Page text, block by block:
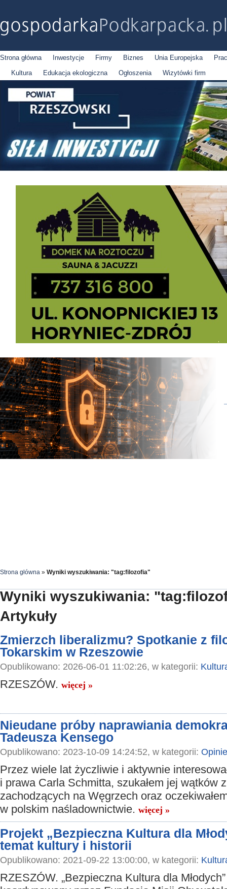
Strona główna Inwestycje Firmy Biznes Unia Europejska
Kultura
Edukacja ekologiczna Ogłoszenia Wizytówki firm
Strona główna » Wyniki wyszukiwania: "tag:filozofia"
Wyniki wyszukiwania:
Artykuły
Zmierzch liberalizmu? Spotkanie z
Tokarskim w Rzeszowie
Opublikowano: 2026-06-01 11:02:26, w kategorii:
RZESZÓW. więcej »
Nieudane próby naprawiania
Tadeusza Kensego
Opublikowano: 2023-10-09 14:24:52, w kategorii: Opinie
Przez wiele lat życzliwie i aktywnie
i prawa Carla Schmitta, szukałem jej wątków
zachodzących na Węgrzech oraz
w polskim naśladownictwie. więcej »
Projekt „Bezpieczna Kultura dla
temat kultury i historii
Opublikowano: 2021-09-22 13:00:00, w kategorii:
RZESZÓW. „Bezpieczna Kultura dla